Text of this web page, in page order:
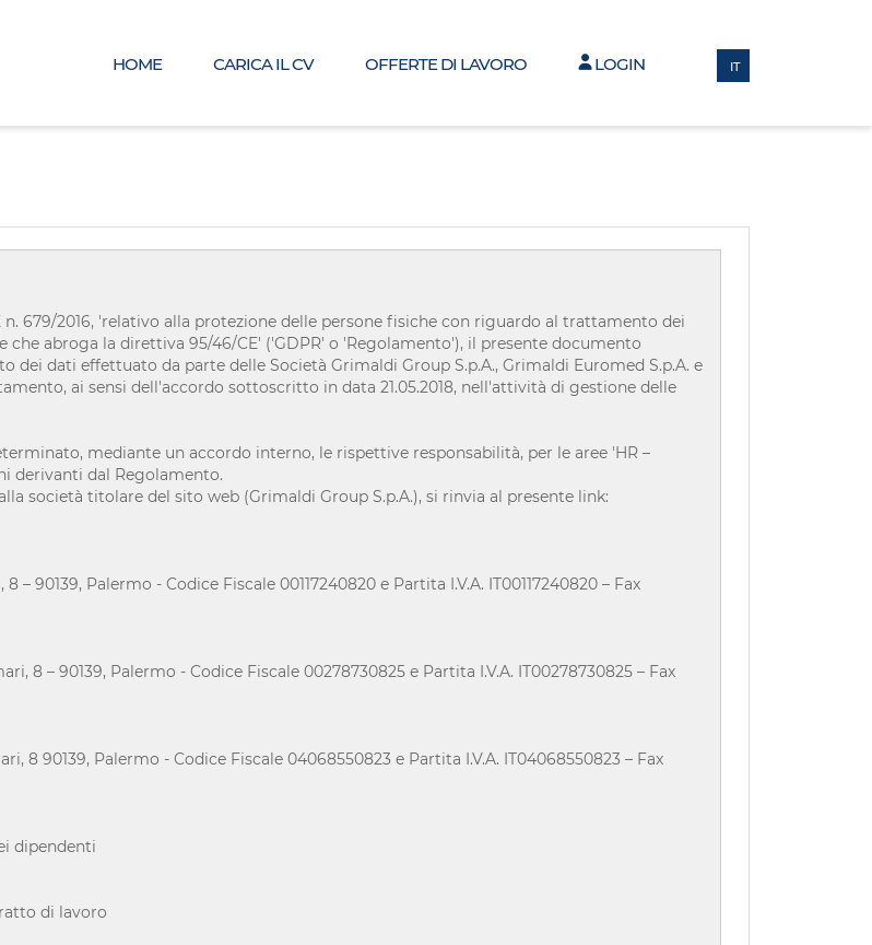
HOME CARICA IL CV OFFERTE DI LAVORO LOGIN IT
679/2016, 'relativo alla protezione delle persone fisiche con riguardo al trattamento dei
abroga la direttiva 95/46/CE' ('GDPR' o 'Regolamento'), il presente documento
dati effettuato da parte delle Società Grimaldi Group S.p.A., Grimaldi Euromed S.p.A. e
ai sensi dell'accordo sottoscritto in data 21.05.2018, nell'attività di gestione delle
mediante un accordo interno, le rispettive responsabilità, per le aree 'HR –
derivanti dal Regolamento.
società titolare del sito web (Grimaldi Group S.p.A.), si rinvia al presente link:
– 90139, Palermo - Codice Fiscale 00117240820 e Partita I.V.A. IT00117240820 – Fax
8 – 90139, Palermo - Codice Fiscale 00278730825 e Partita I.V.A. IT00278730825 – Fax
8 90139, Palermo - Codice Fiscale 04068550823 e Partita I.V.A. IT04068550823 – Fax
dipendenti
di lavoro